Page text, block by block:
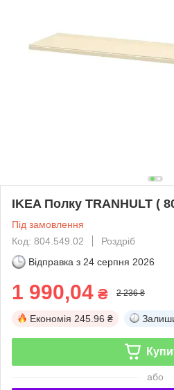
IKEA Полку TRANHULT (
Під замовлення
Код: 804.549.02
Роздріб
Відправка з 24 серпня 2026
1 990,04 ₴ 2 236 ₴
Економія 245.96 ₴
або